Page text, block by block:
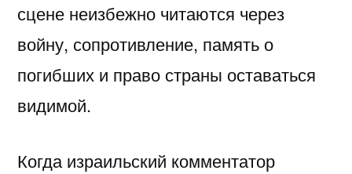
сцене неизбежно читаются через
войну, сопротивление, память о
погибших и право страны оставаться
видимой.
Когда израильский комментатор